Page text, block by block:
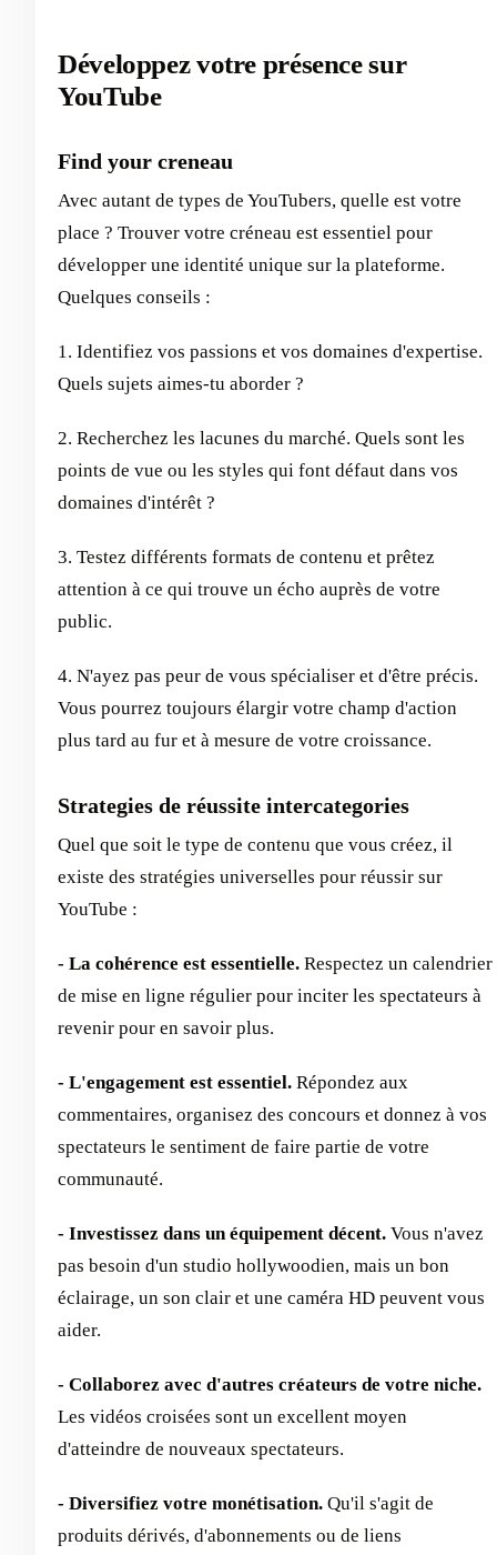
Développez votre présence sur
YouTube
Find your creneau
Avec autant de types de YouTubers, quelle est votre
place ? Trouver votre créneau est essentiel pour
développer une identité unique sur la plateforme.
Quelques conseils :
1. Identifiez vos passions et vos domaines d'expertise.
Quels sujets aimes-tu aborder ?
2. Recherchez les lacunes du marché. Quels sont les
points de vue ou les styles qui font défaut dans vos
domaines d'intérêt ?
3. Testez différents formats de contenu et prêtez
attention à ce qui trouve un écho auprès de votre
public.
4. N'ayez pas peur de vous spécialiser et d'être précis.
Vous pourrez toujours élargir votre champ d'action
plus tard au fur et à mesure de votre croissance.
Strategies de réussite intercategories
Quel que soit le type de contenu que vous créez, il
existe des stratégies universelles pour réussir sur
YouTube :
- La cohérence est essentielle. Respectez un calendrier
de mise en ligne régulier pour inciter les spectateurs à
revenir pour en savoir plus.
- L'engagement est essentiel. Répondez aux
commentaires, organisez des concours et donnez à vos
spectateurs le sentiment de faire partie de votre
communauté.
- Investissez dans un équipement décent. Vous n'avez
pas besoin d'un studio hollywoodien, mais un bon
éclairage, un son clair et une caméra HD peuvent vous
aider.
- Collaborez avec d'autres créateurs de votre niche.
Les vidéos croisées sont un excellent moyen
d'atteindre de nouveaux spectateurs.
- Diversifiez votre monétisation. Qu'il s'agit de
produits dérivés, d'abonnements ou de liens